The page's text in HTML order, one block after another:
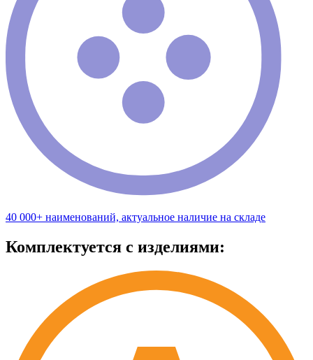
40 000+ наименований, актуальное наличие на складе
Комплектуется с изделиями: